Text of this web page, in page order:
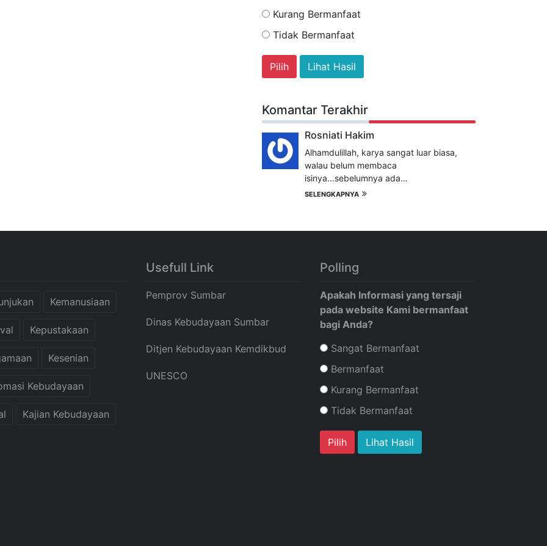
Kurang Bermanfaat
Tidak Bermanfaat
Lihat Hasil
Komantar Terakhir
Rosniati Hakim
Alhamdulillah, karya sangat luar biasa,
walau belum membaca
isinya...sebelumnya ada…
SELENGKAPNYA
Kemanusiaan
Kepustakaan
Kesenian
Kebudayaan
Kajian Kebudayaan
Usefull Link
Pemprov Sumbar
Dinas Kebudayaan Sumbar
Ditjen Kebudayaan Kemdikbud
UNESCO
Polling
Apakah Informasi yang tersaji
pada website Kami bermanfaat
bagi Anda?
Sangat Bermanfaat
Bermanfaat
Kurang Bermanfaat
Tidak Bermanfaat
Lihat Hasil